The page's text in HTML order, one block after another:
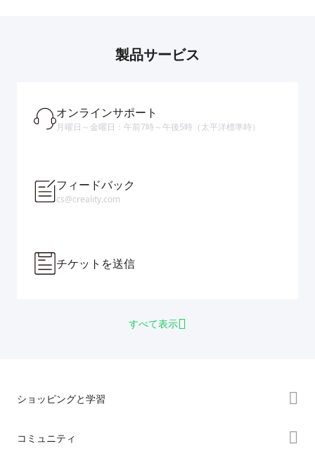
製品サービス
オンラインサポート
月曜日～金曜日：午前7時～午後5時（太平洋標準時）
フィードバック
cs@creality.com
チケットを送信
すべて表示
ショッピングと学習
コミュニティ